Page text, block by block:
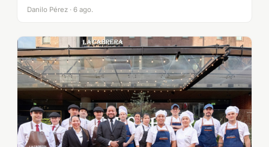
Danilo Pérez · 6 ago.